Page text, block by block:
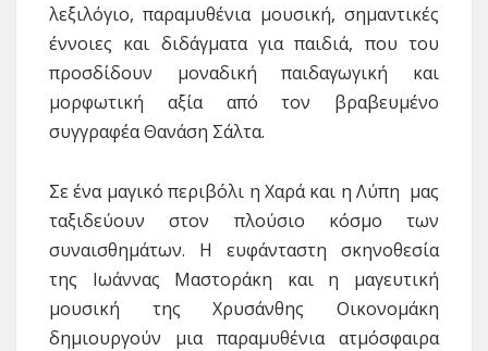
λεξιλόγιο, παραμυθένια μουσική, σημαντικές
έννοιες και διδάγματα για παιδιά, που του
προσδίδουν μοναδική παιδαγωγική και
μορφωτική αξία από τον βραβευμένο
συγγραφέα Θανάση Σάλτα.
Σε ένα μαγικό περιβόλι η Χαρά και η Λύπη μας
ταξιδεύουν στον πλούσιο κόσμο των
συναισθημάτων. Η ευφάνταστη σκηνοθεσία
της Ιωάννας Μαστοράκη και η μαγευτική
μουσική της Χρυσάνθης Οικονομάκη
δημιουργούν μια παραμυθένια ατμόσφαιρα